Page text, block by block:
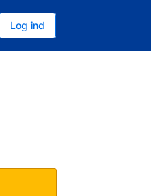
Log ind